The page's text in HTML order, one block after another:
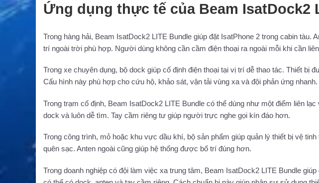
Ứng dụng thực tế của Beam IsatDock2
Trong hàng hải, Beam IsatDock2 LITE Bundle giúp đặt IsatPhone 2 trong cabin tàu.
trí ngoài trời phù hợp. Người dùng không cần cầm điện thoại ra ngoài mỗi khi cần
Trong xe chuyên dụng, bộ dock giúp cố định điện thoại tại vị trí dễ thao tác. Thiết bị
Cấu hình này phù hợp cho cứu hộ, khảo sát, vận tải vùng xa và đội phản ứng nhanh.
Trong trạm cố định, Beam IsatDock2 LITE Bundle có thể dùng như một điểm liên
dock và luôn dễ tìm. Tay cầm riêng tư giúp người trực nghe gọi kín đáo hơn.
Trong công trình, mỏ hoặc khu vực dầu khí, bộ sản phẩm giúp quản lý thiết bị vệ
quên sạc. Anten ngoài cũng giúp hệ thống được bố trí đúng hơn.
Trong doanh nghiệp có đội làm việc xa trung tâm, Beam IsatDock2 LITE Bundle